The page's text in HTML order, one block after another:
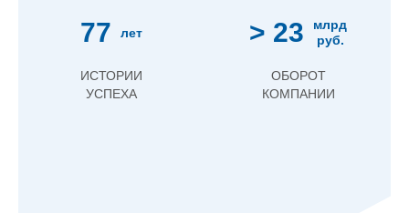
77 лет
ИСТОРИИ
УСПЕХА
> 23
млрд
руб.
ОБОРОТ
КОМПАНИИ